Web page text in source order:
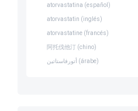
atorvastatina (español)
atorvastatin (inglés)
atorvastatine (francés)
阿托伐他汀 (chino)
أتورفاستاتين (árabe)